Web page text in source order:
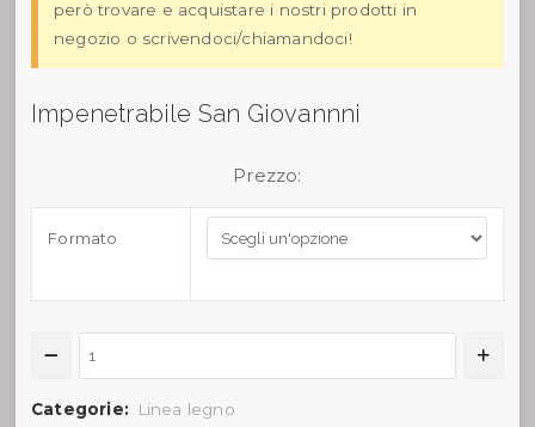
però trovare e acquistare i nostri prodotti in
negozio o scrivendoci/chiamandoci!
Impenetrabile San Giovannni
Prezzo:
Formato
Impenetrabile
Giovannni
Categorie: Linea legno